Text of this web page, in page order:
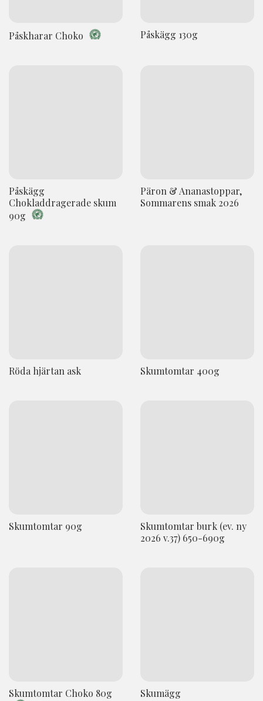
Påskharar Choko Påskägg 130g
Påskägg
Chokladdragerade skum
90g
Päron & Ananastoppar,
Sommarens smak 2026
Röda hjärtan ask Skumtomtar 400g
Skumtomtar 90g
Skumtomtar burk (ev. ny
2026 v.37) 650-690g
Skumtomtar Choko 80g Skumägg